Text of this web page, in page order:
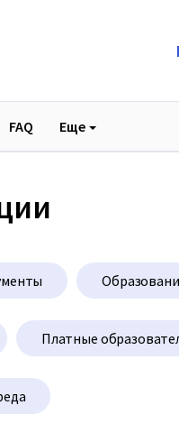
FAQ Еще
Платные